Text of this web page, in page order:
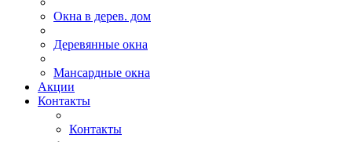
Окна в дерев. дом
Деревянные окна
Мансардные окна
Акции
Контакты
Контакты